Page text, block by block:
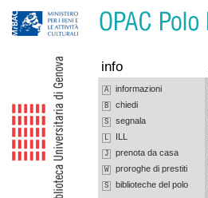
info
A informazioni
B chiedi
S segnala
L ILL
J prenota da casa
W proroghe di prestiti
S biblioteche del polo